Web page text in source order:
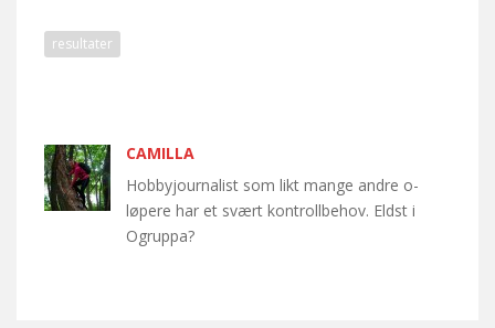
resultater
CAMILLA
Hobbyjournalist som likt mange andre o-
løpere har et svært kontrollbehov. Eldst i
Ogruppa?